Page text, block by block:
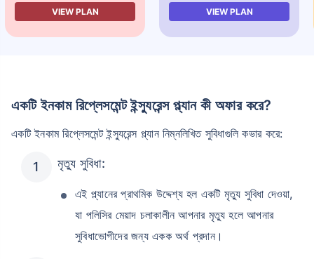
VIEW PLAN VIEW PLAN
একটি ইনকাম রিপ্লেসমেন্ট ইন্স্যুরেন্স প্ল্যান কী অফার করে?
একটি ইনকাম রিপ্লেসমেন্ট ইন্স্যুরেন্স প্ল্যান নিম্নলিখিত সুবিধাগুলি কভার করে:
মৃত্যু সুবিধা:
এই প্ল্যানের প্রাথমিক উদ্দেশ্য হল একটি মৃত্যু সুবিধা দেওয়া,
যা পলিসির মেয়াদ চলাকালীন আপনার মৃত্যু হলে আপনার
সুবিধাভোগীদের জন্য একক অর্থ প্রদান।